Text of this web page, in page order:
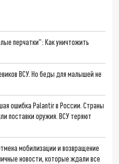
перчатки": Как уничтожить
ВСУ. Но беды для малышей не
ошибка Palantir в России. Страны
поставки оружия. ВСУ теряют
мобилизации и возвращение
новости, которые ждали все